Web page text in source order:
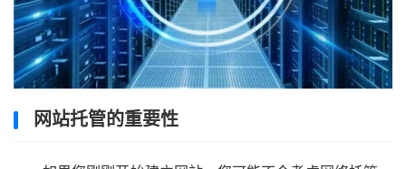
网站托管的重要性